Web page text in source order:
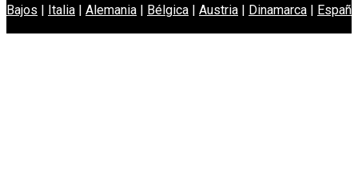
Bajos | Italia | Alemania | Bélgica | Austria | Dinamarca | España